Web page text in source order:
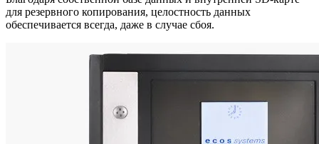
для резервного копирования, целостность данных
обеспечивается всегда, даже в случае сбоя.